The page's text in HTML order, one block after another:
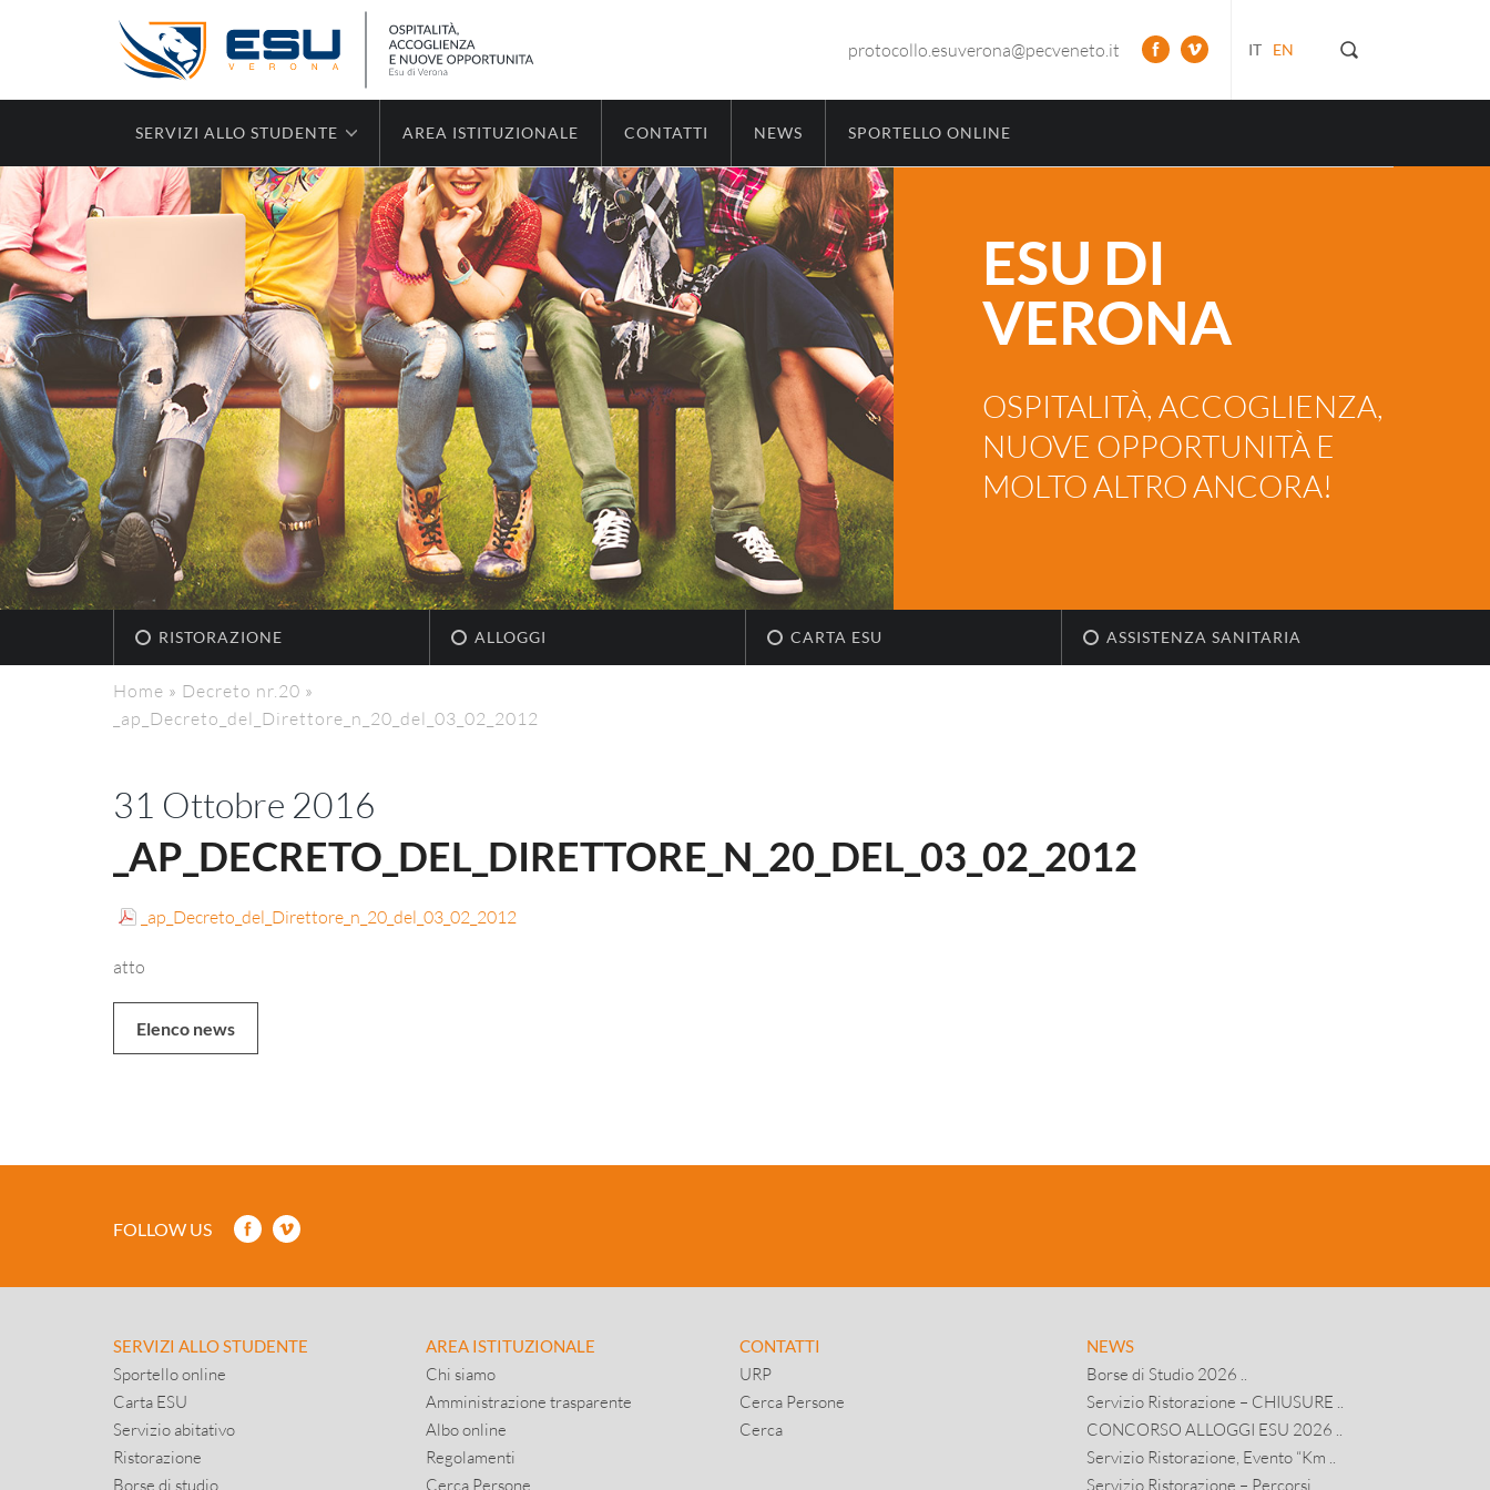
IT EN
protocollo.esuverona@pecveneto.it
SERVIZI ALLO STUDENTE AREA ISTITUZIONALE CONTATTI NEWS SPORTELLO ONLINE
ESU DI
VERONA
OSPITALITÀ, ACCOGLIENZA,
NUOVE OPPORTUNITÀ E
MOLTO ALTRO ANCORA!
RISTORAZIONE ALLOGGI CARTA ESU ASSISTENZA SANITARIA
Home » Decreto nr.20 »
_ap_Decreto_del_Direttore_n_20_del_03_02_2012
31 Ottobre 2016
_AP_DECRETO_DEL_DIRETTORE_N_20_DEL_03_02_2012
_ap_Decreto_del_Direttore_n_20_del_03_02_2012
atto
Elenco news
FOLLOW US
SERVIZI ALLO STUDENTE
Sportello online
Carta ESU
Servizio abitativo
Ristorazione
Borse di studio
AREA ISTITUZIONALE
Chi siamo
Amministrazione trasparente
Albo online
Regolamenti
Cerca Persone
CONTATTI
URP
Cerca Persone
Cerca
NEWS
Borse di Studio 2026 ..
Servizio Ristorazione – CHIUSURE ..
CONCORSO ALLOGGI ESU 2026 ..
Servizio Ristorazione, Evento “Km ..
Servizio Ristorazione – Percorsi ..